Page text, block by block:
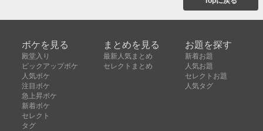
ボケを見る
殿堂入り
ピックアップボケ
人気ボケ
注目ボケ
急上昇ボケ
新着ボケ
セレクト
タグ
まとめを見る
最新人気まとめ
セレクトまとめ
お題を探す
新着お題
人気お題
セレクトお題
人気タグ